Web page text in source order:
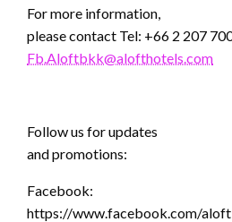
For more information,
please contact Tel: +66 2 207
Fb.Aloftbkk@alofthotels.com
Follow us for updates
and promotions:
Facebook:
https://www.facebook.com/